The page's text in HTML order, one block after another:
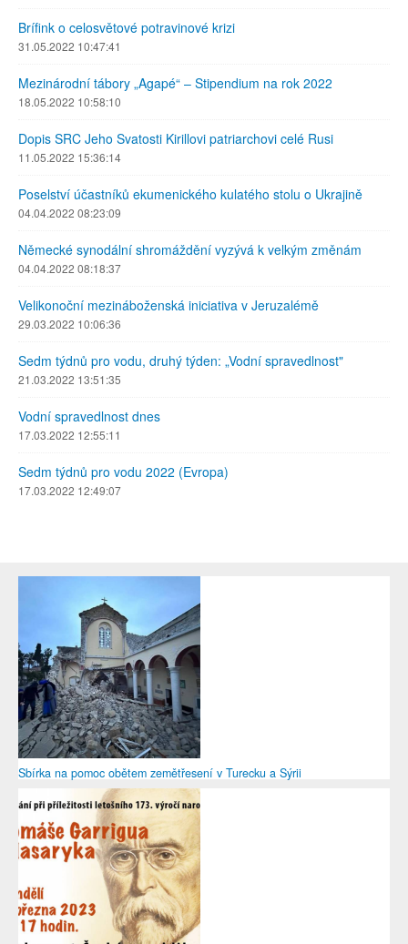
Brífink o celosvětové potravinové krizi
31.05.2022 10:47:41
Mezinárodní tábory „Agapé“ – Stipendium na rok 2022
18.05.2022 10:58:10
Dopis SRC Jeho Svatosti Kirillovi patriarchovi celé Rusi
11.05.2022 15:36:14
Poselství účastníků ekumenického kulatého stolu o Ukrajině
04.04.2022 08:23:09
Německé synodální shromáždění vyzývá k velkým změnám
04.04.2022 08:18:37
Velikonoční mezináboženská iniciativa v Jeruzalémě
29.03.2022 10:06:36
Sedm týdnů pro vodu, druhý týden: „Vodní spravedlnost"
21.03.2022 13:51:35
Vodní spravedlnost dnes
17.03.2022 12:55:11
Sedm týdnů pro vodu 2022 (Evropa)
17.03.2022 12:49:07
Sbírka na pomoc obětem zemětřesení v Turecku a Sýrii